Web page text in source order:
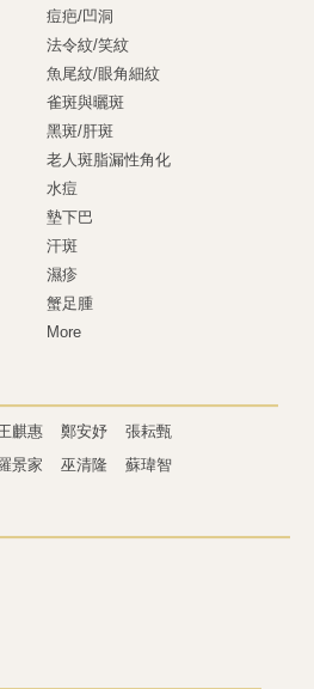
痘疤/凹洞
法令紋/笑紋
魚尾紋/眼角細紋
雀斑與曬斑
黑斑/肝斑
老人斑脂漏性角化
水痘
墊下巴
汗斑
濕疹
蟹足腫
More
麒惠 鄭安妤
張耘甄
景家 巫清隆 蘇瑋智